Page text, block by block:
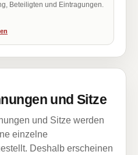
Beteiligten und Eintragungen.
und Sitze
und Sitze werden
einzelne
Deshalb erscheinen